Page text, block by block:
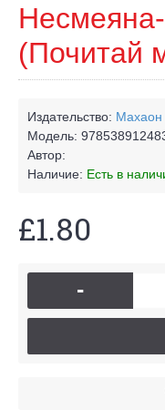
(Почитай
Издательство: Махаон
Модель:
Автор:
Наличие: Есть в
£1.80
-